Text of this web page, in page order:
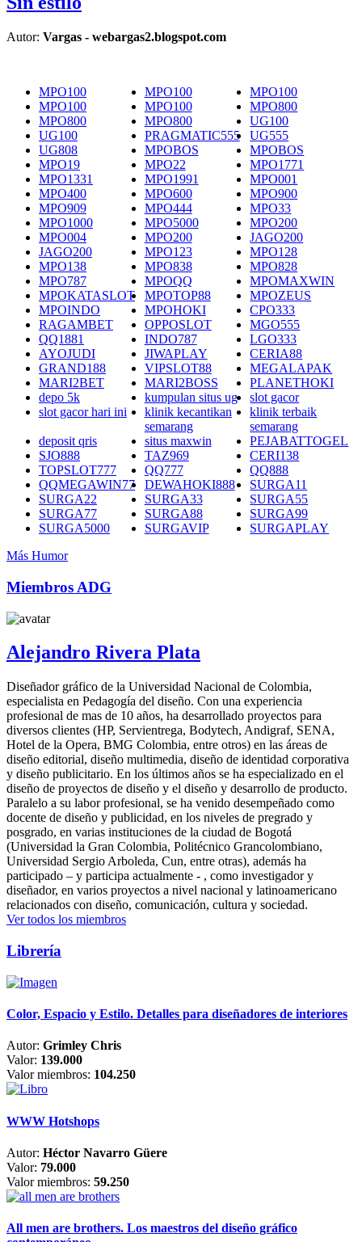
Autor: Vargas - webargas2.blogspot.com
MPO100 MPO100
MPO100
MPO100
MPO100
MPO800
MPO800
MPO800
UG100
UG100
PRAGMATIC555
UG555
UG808
MPOBOS
MPOBOS
MPO19
MPO22
MPO1771
MPO1331
MPO1991
MPO001
MPO400
MPO600
MPO900
MPO909
MPO444
MPO33
MPO1000
MPO5000
MPO200
MPO004
MPO200
JAGO200
JAGO200
MPO123
MPO128
MPO138
MPO838
MPO828
MPO787
MPOQQ
MPOMAXWIN
MPOKATASLOT
MPOTOP88
MPOZEUS
MPOINDO
MPOHOKI
CPO333
RAGAMBET
OPPOSLOT
MGO555
QQ1881
INDO787
LGO333
AYOJUDI
JIWAPLAY
CERIA88
GRAND188
VIPSLOT88
MEGALAPAK
MARI2BET
MARI2BOSS
PLANETHOKI
depo 5k
kumpulan situs ug
slot gacor
slot gacor hari ini
klinik kecantikan
semarang
klinik terbaik
semarang
deposit qris
situs maxwin
PEJABATTOGEL
SJO888
TAZ969
CERI138
TOPSLOT777
QQ777
QQ888
QQMEGAWIN77
DEWAHOKI888
SURGA11
SURGA22
SURGA33
SURGA55
SURGA77
SURGA88
SURGA99
SURGA5000
SURGAVIP
SURGAPLAY
Más Humor
Miembros ADG
Alejandro Rivera Plata
Diseñador gráfico de la Universidad Nacional de Colombia,
especialista en Pedagogía del diseño. Con una experiencia
profesional de mas de 10 años, ha desarrollado proyectos para
diversos clientes (HP, Servientrega, Bodytech, Andigraf, SENA,
Hotel de la Opera, BMG Colombia, entre otros) en las áreas de
diseño editorial, diseño multimedia, diseño de identidad corporativa
y diseño publicitario. En los últimos años se ha especializado en el
diseño de proyectos de diseño y el diseño y desarrollo de producto.
Paralelo a su labor profesional, se ha venido desempeñado como
docente de diseño y publicidad, en los niveles de pregrado y
posgrado, en varias instituciones de la ciudad de Bogotá
(Universidad la Gran Colombia, Politécnico Grancolombiano,
Universidad Sergio Arboleda, Cun, entre otras), además ha
participado – y participa actualmente - , como investigador y
diseñador, en varios proyectos a nivel nacional y latinoamericano
relacionados con diseño, comunicación, cultura y sociedad.
Ver todos los miembros
Librería
Color, Espacio y Estilo. Detalles para diseñadores de interiores
Autor: Grimley Chris
Valor: 139.000
Valor miembros: 104.250
WWW Hotshops
Autor: Héctor Navarro Güere
Valor: 79.000
Valor miembros: 59.250
All men are brothers. Los maestros del diseño gráfico